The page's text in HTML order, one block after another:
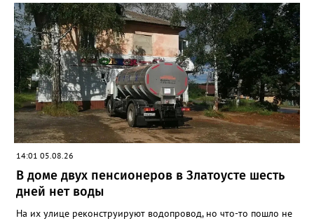
повышение энергоэффективности систем. Кроме электронных
схем, исполнителю нужно разработать предложения по
строительству и реконструкции водоснабжения и канализации,
оценив размер вложений, а также представить перечень
бесхозных объектов и возможные сценарии развития этой
сферы городского хозяйства. В июне 2025 года
«Златоуст.инфо» сообщал о подобных торгах. Тогда цена
вопроса была почти в три раза выше - 9 миллионов 13 тысяч
486 рублей, а в списке работ была разработка электронной
системы ливнёвок.
14:01 05.08.26
В доме двух пенсионеров в Златоусте шесть
дней нет воды
На их улице реконструируют водопровод, но что-то пошло не